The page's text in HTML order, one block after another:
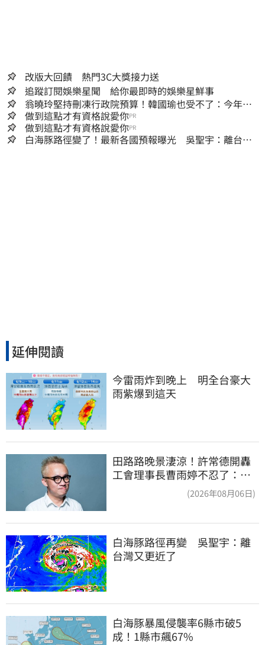
改版大回饋 熱門3C大獎接力送
追蹤訂閱娛樂星聞 給你最即時的娛樂星鮮事
翁曉玲堅持刪凍行政院預算！韓國瑜也受不了：今年剩4
個月你思考一下
做到這點才有資格說愛你PR
做到這點才有資格說愛你PR
白海豚路徑變了！最新各國預報曝光 吳聖宇：離台灣
延伸閱讀
今雷雨炸到晚上　明全台豪大
雨紫爆到這天
田路路晚景淒涼！許常德開轟
工會理事長曹雨婷不忍了：別
(2026年08月06日)
白海豚路徑再變　吳聖宇：離
台灣又更近了
白海豚暴風侵襲率6縣市破5
成！1縣市飆67%